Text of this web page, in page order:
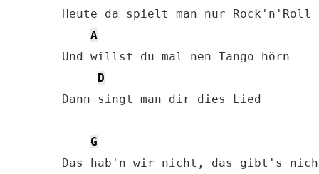
Heute da spielt man nur Rock'n'Roll
A
Und willst du mal nen Tango hörn
D
Dann singt man dir dies Lied
G
Das hab'n wir nicht, das gibt's